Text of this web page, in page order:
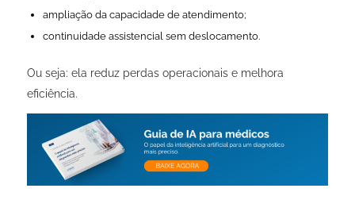
ampliação da capacidade de atendimento;
continuidade assistencial sem deslocamento.
Ou seja: ela reduz perdas operacionais e melhora
eficiência.